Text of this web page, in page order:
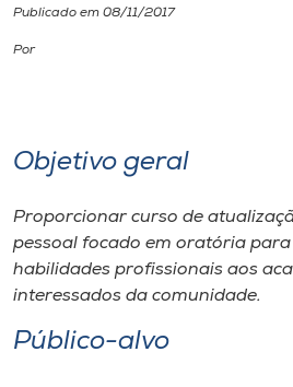
Diplomados
Biblioteca
Editora
Rádio
Publicado em 08/11/2017
Por
Objetivo geral
Proporcionar curso de
pessoal focado em oratória
habilidades profissionais aos
interessados da comunidade.
Público-alvo